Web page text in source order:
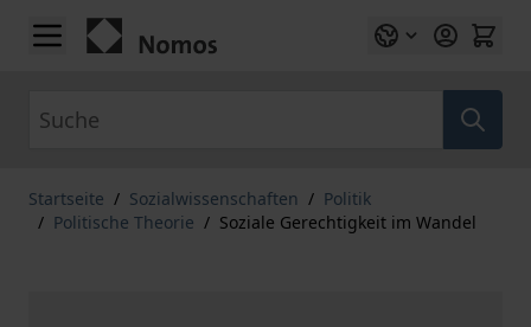
Zum Inhalt springen
Startseite / Sozialwissenschaften / Politik
/ Politische Theorie / Soziale Gerechtigkeit im Wandel